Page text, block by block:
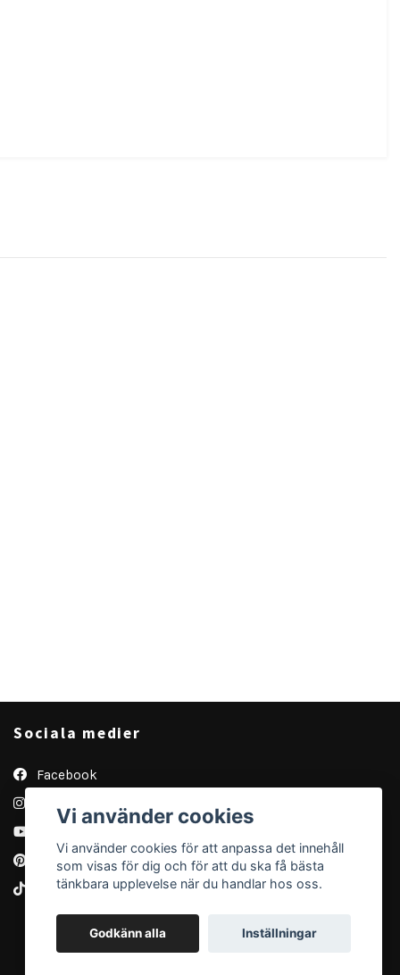
Sociala medier
Facebook
Pinterest
TikTok
Vi använder cookies
Vi använder cookies för att anpassa det innehåll
som visas för dig och för att du ska få bästa
tänkbara upplevelse när du handlar hos oss.
Godkänn alla Inställningar